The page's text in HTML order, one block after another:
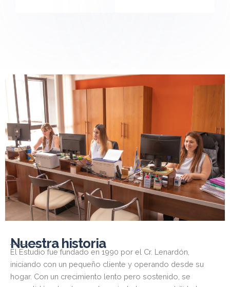
Nuestra historia
El Estudio fue fundado en 1990 por el Cr. Lenardón,
iniciando con un pequeño cliente y operando desde su
hogar. Con un crecimiento lento pero sostenido, se